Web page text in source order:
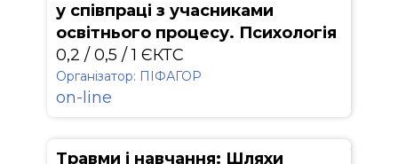
у співпраці з учасниками
освітнього процесу. Психологія
0,2 / 0,5 / 1 ЄКТС
Організатор: ПІФАГОР
on-line
Травми і навчання: Шляхи